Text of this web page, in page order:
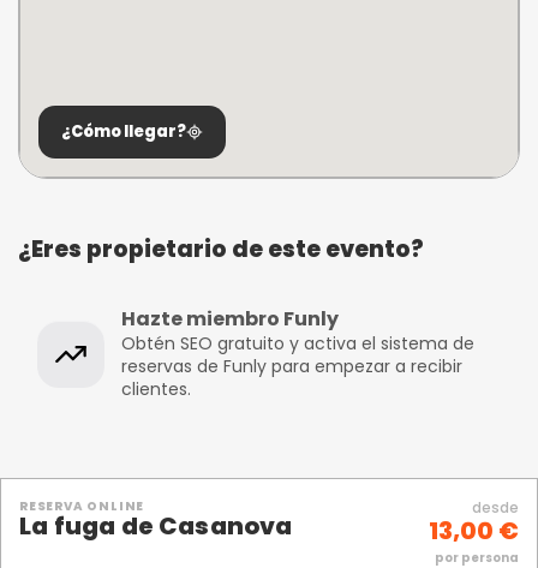
¿Cómo llegar?
¿Eres propietario de este evento?
Hazte miembro Funly
Obtén SEO gratuito y activa el sistema de
reservas de Funly para empezar a recibir
clientes.
RESERVA ONLINE
La fuga de Casanova
desde
13,00 €
por persona